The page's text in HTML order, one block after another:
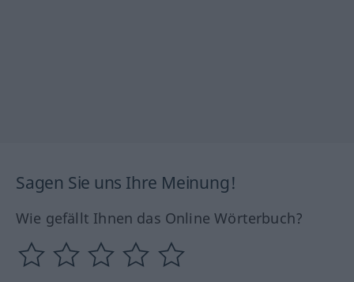
Sagen Sie uns Ihre Meinung!
Wie gefällt Ihnen das Online Wörterbuch?